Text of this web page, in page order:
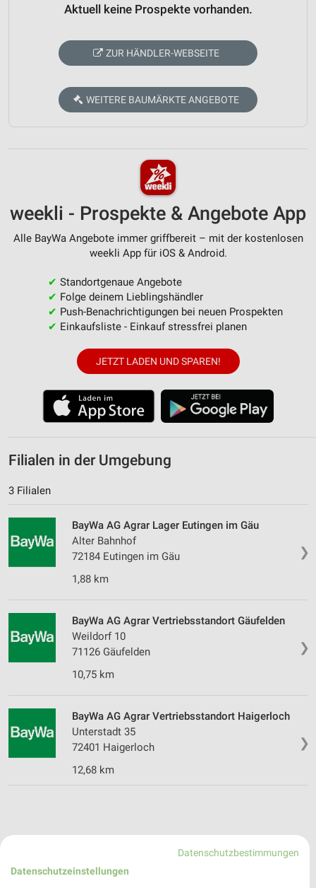
Aktuell keine Prospekte vorhanden.
ZUR HÄNDLER-WEBSEITE
WEITERE BAUMÄRKTE ANGEBOTE
weekli - Prospekte & Angebote App
Alle BayWa Angebote immer griffbereit – mit der kostenlosen
weekli App für iOS & Android.
✔ Standortgenaue Angebote
✔ Folge deinem Lieblingshändler
✔ Push-Benachrichtigungen bei neuen Prospekten
✔ Einkaufsliste - Einkauf stressfrei planen
JETZT LADEN UND SPAREN!
Filialen in der Umgebung
3 Filialen
❯
BayWa AG Agrar Lager Eutingen im Gäu
Alter Bahnhof
72184 Eutingen im Gäu
1,88 km
❯
BayWa AG Agrar Vertriebsstandort Gäufelden
Weildorf 10
71126 Gäufelden
10,75 km
❯
BayWa AG Agrar Vertriebsstandort Haigerloch
Unterstadt 35
72401 Haigerloch
12,68 km
Datenschutzbestimmungen
Datenschutzeinstellungen